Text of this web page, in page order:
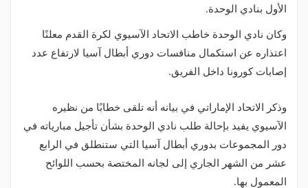
الأول بنادي الوحدة.
وكان نادي الوحدة خاطب الاتحاد الآسيوي لكرة القدم معلنًا
اعتذاره عن استكمال منافسات دوري أبطال آسيا لارتفاع عدد
إصابات كورونا داخل الفريق.
وذكر الاتحاد الإماراتي في بيانه أنه تلقى خطابًا من نظيره
الآسيوي يفيد بإحالة طلب نادي الوحدة بشأن تأجيل مبارياته في
دور المجموعات بدوري أبطال آسيا التي ستنطلق في الرابع
عشر من الشهر الجاري إلى لجانه المختصة بحسب اللوائح
المعمول بها.